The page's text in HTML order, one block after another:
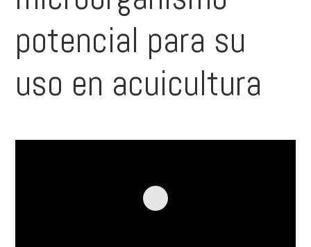
potencial para su
uso en acuicultura